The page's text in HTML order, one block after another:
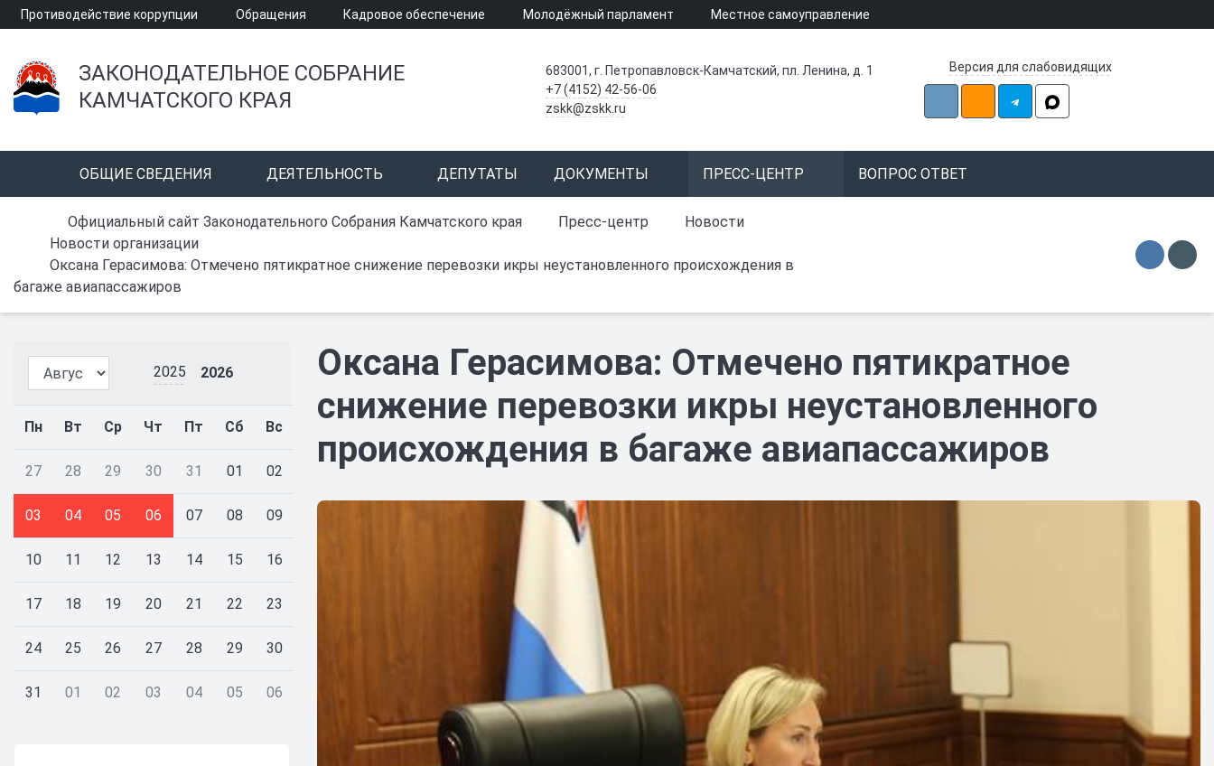
Противодействие коррупции Обращения Кадровое обеспечение Молодёжный парламент Местное самоуправление
ЗАКОНОДАТЕЛЬНОЕ СОБРАНИЕ
КАМЧАТСКОГО КРАЯ
683001, г. Петропавловск-Камчатский, пл. Ленина, д. 1
+7 (4152) 42-56-06
zskk@zskk.ru
Версия для слабовидящих
ОБЩИЕ СВЕДЕНИЯ ДЕЯТЕЛЬНОСТЬ ДЕПУТАТЫ ДОКУМЕНТЫ ПРЕСС-ЦЕНТР ВОПРОС ОТВЕТ
Официальный сайт Законодательного Собрания Камчатского края Пресс-центр
Новости
Новости организации
Оксана Герасимова: Отмечено пятикратное снижение перевозки икры неустановленного происхождения в
багаже авиапассажиров
2025 2026
Пн Вт Ср Чт Пт Сб Вс
27 28 29 30 31 01 02
03 04 05 06 07 08 09
10 11 12 13 14 15 16
17 18 19 20 21 22 23
24 25 26 27 28 29 30
31 01 02 03 04 05 06
Оксана Герасимова: Отмечено пятикратное
снижение перевозки икры неустановленного
происхождения в багаже авиапассажиров